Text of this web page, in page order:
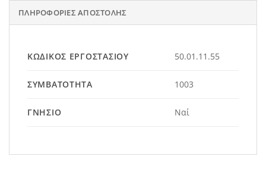
ΠΛΗΡΟΦΟΡΊΕΣ ΑΠΟΣΤΟΛΉΣ
ΚΩΔΙΚΌΣ ΕΡΓΟΣΤΑΣΊΟΥ 50.01.11.55
ΣΥΜΒΑΤΌΤΗΤΑ 1003
ΓΝΉΣΙΟ Ναί